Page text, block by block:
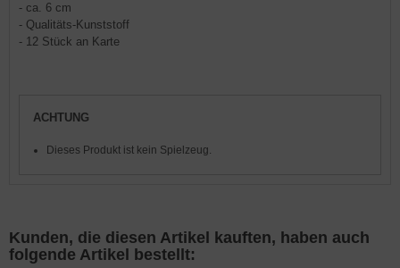
- ca. 6 cm
- Qualitäts-Kunststoff
- 12 Stück an Karte
ACHTUNG
Dieses Produkt ist kein Spielzeug.
Kunden, die diesen Artikel kauften, haben auch
folgende Artikel bestellt: